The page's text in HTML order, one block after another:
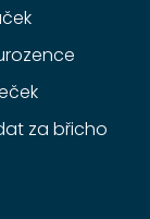
za břicho